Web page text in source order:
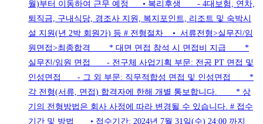
월)부터 이동하여 근무 예정 • 복리후생 - 4대보험, 연차,
퇴직금, 구내식당, 경조사 지원, 복지포인트, 리조트 및 숙박시
설 지원(년 2박 회원가) 등 # 전형절차 • 서류전형>실무진/임
원면접>최종합격 * 대면 면접 참석 시 면접비 지급 *
실무진/임원 면접 - 전구체 사업기획 부문: 전공 PT 면접 및
인성면접 - 그 외 부문: 직무적합성 면접 및 인성면접 *
각 전형(서류, 면접) 합격자에 한해 개별 통보합니다. * 상
기의 전형방법은 회사 사정에 따라 변경될 수 있습니다. # 접수
기간 및 방법 • 접수기간: 2024년 7월 31일(수) 24:00 까지